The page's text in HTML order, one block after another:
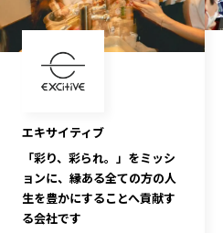
特集コンテンツ
プレスリリース
MILCプロジェクト
Localist
イベント
地域豆知識
Sporkle
エキサイティブ
「彩り、彩られ。」をミッシ
ョンに、縁ある全ての方の人
生を豊かにすることへ貢献す
る会社です